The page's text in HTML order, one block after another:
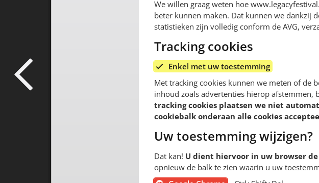
We willen graag weten hoe
beter kunnen maken. Dat kunnen we dankzij
statistieken zijn volledig conform de AVG,
Tracking cookies
Enkel met uw toestemming
Met tracking cookies kunnen we meten of de
inhoud zoals advertenties hierop afstemmen,
tracking cookies plaatsen we niet
cookiebalk onderaan alle cookies
Uw toestemming wijzigen?
Dat kan! U dient hiervoor in uw browser
opnieuw de balk te zien waarin u uw